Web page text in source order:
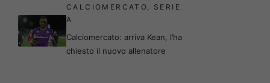
CALCIOMERCATO
SERIE
A
Calciomercato: arriva Kean, l’ha
chiesto il nuovo allenatore